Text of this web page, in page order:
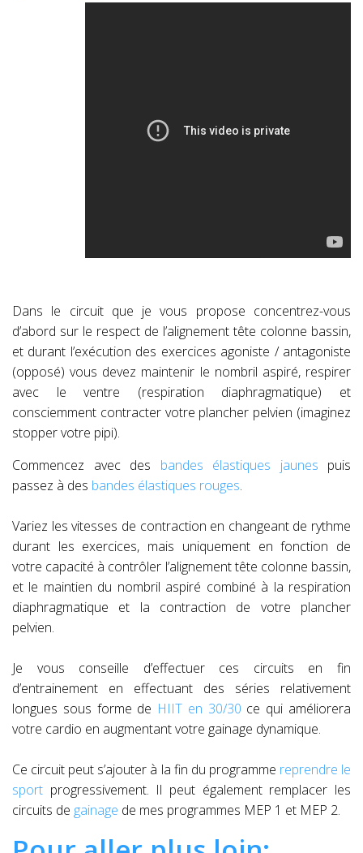
Dans le circuit que je vous propose concentrez-vous
d’abord sur le respect de l’alignement tête colonne bassin,
et durant l’exécution des exercices agoniste / antagoniste
(opposé) vous devez maintenir le nombril aspiré, respirer
avec le ventre (respiration diaphragmatique) et
consciemment contracter votre plancher pelvien (imaginez
stopper votre pipi).
Commencez avec des bandes élastiques jaunes puis
passez à des bandes élastiques rouges.
Variez les vitesses de contraction en changeant de rythme
durant les exercices, mais uniquement en fonction de
votre capacité à contrôler l’alignement tête colonne bassin,
et le maintien du nombril aspiré combiné à la respiration
diaphragmatique et la contraction de votre plancher
pelvien.
Je vous conseille d’effectuer ces circuits en fin
d’entrainement en effectuant des séries relativement
longues sous forme de HIIT en 30/30 ce qui améliorera
votre cardio en augmentant votre gainage dynamique.
Ce circuit peut s’ajouter à la fin du programme reprendre le
sport progressivement. Il peut également remplacer les
circuits de gainage de mes programmes MEP 1 et MEP 2.